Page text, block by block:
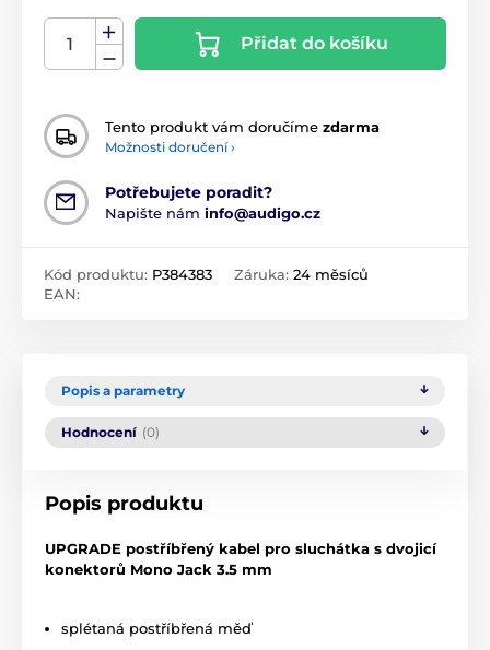
Přidat do košíku
Tento produkt vám doručíme zdarma
Možnosti doručení ›
Potřebujete poradit?
Napište nám info@audigo.cz
Kód produktu: P384383
EAN:
Záruka: 24 měsíců
Popis a parametry
Hodnocení (0)
Popis produktu
UPGRADE postříbřený kabel pro sluchátka s dvojicí
konektorů Mono Jack 3.5 mm
splétaná postříbřená měď